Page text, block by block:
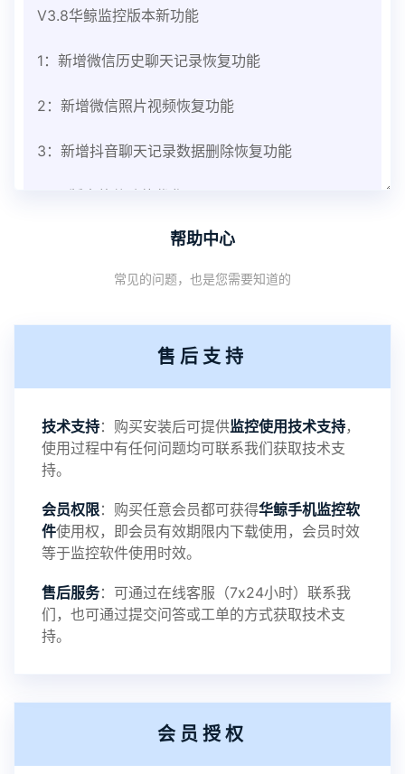
V3.8华鲸监控版本新功能
1：新增微信历史聊天记录恢复功能
2：新增微信照片视频恢复功能
3：新增抖音聊天记录数据删除恢复功能
1：优化监控终端从当前监控界面切换其他被控端手
机设备响应慢问题
4：优化离线云储存服务器相册照片文件夹路径问题
5：优化关闭监控后离线设置云储存对方微信聊天记
录文件改为自定义文件名称
提示：
提示1：为避免异常风险情况，传输对方手机数据文
件至本地请先切换代理网络
帮助中心
常见的问题，也是您需要知道的
售后支持
技术支持：购买安装后可提供监控使用技术支持，
使用过程中有任何问题均可联系我们获取技术支
持。
会员权限：购买任意会员都可获得华鲸手机监控软
件使用权，即会员有效期限内下载使用，会员时效
等于监控软件使用时效。
售后服务：可通过在线客服（7x24小时）联系我
们，也可通过提交问答或工单的方式获取技术支
持。
会员授权